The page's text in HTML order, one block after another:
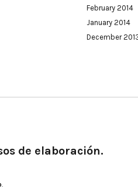
February 2014
January 2014
December
de elaboración.
.